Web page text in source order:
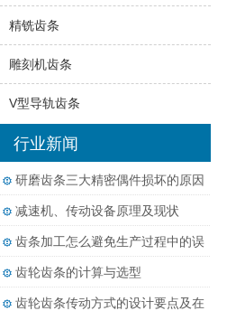
精铣齿条
雕刻机齿条
V型导轨齿条
行业新闻
研磨齿条三大精密偶件损坏的原因
减速机、传动设备原理及现状
齿条加工怎么避免生产过程中的误
差？
齿轮齿条的计算与选型
齿轮齿条传动方式的设计要点及在